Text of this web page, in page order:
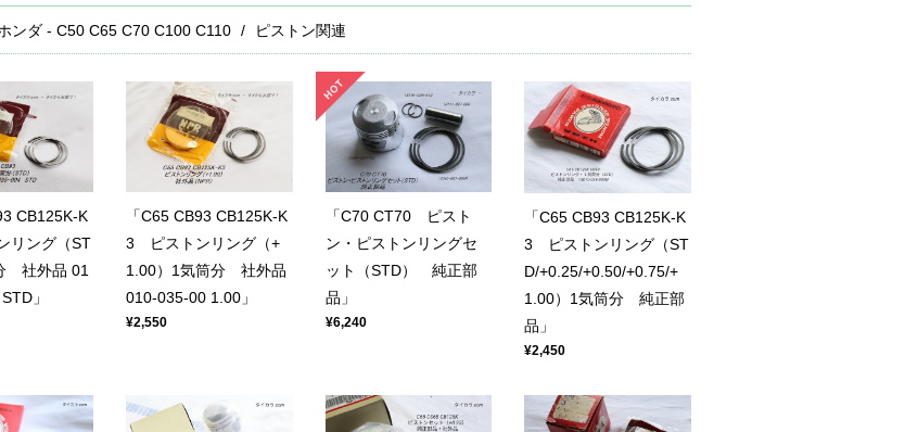
ンダ - C50 C65 C70 C100 C110 ピストン関連
CB125K-K
リング（ST
社外品 01
」
「C65 CB93 CB125K-K
3 ピストンリング（+
1.00）1気筒分 社外品
010-035-00 1.00」
¥2,550
「C70 CT70 ピスト
ン・ピストンリングセ
ット（STD） 純正部
品」
¥6,240
「C65 CB93 CB125K-K
3 ピストンリング（ST
D/+0.25/+0.50/+0.75/+
1.00）1気筒分 純正部
品」
¥2,450